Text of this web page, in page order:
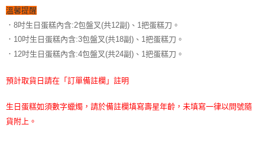
溫馨提醒
．8吋生日蛋糕內含:2包盤叉(共12副)、1把蛋糕刀。
．10吋生日蛋糕內含:3包盤叉(共18副)、1把蛋糕刀。
．12吋生日蛋糕內含:4包盤叉(共24副)、1把蛋糕刀。
預計取貨日請在「訂單備註欄」註明
生日蛋糕如須數字蠟燭，請於備註欄填寫壽星年齡，未填寫一律以問號隨
貨附上。